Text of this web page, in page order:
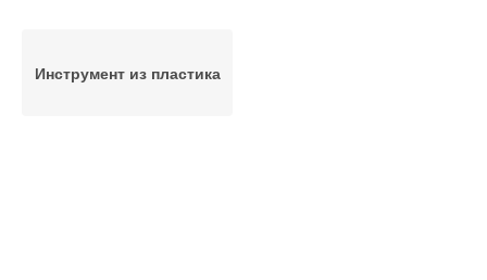
Инструмент из пластика